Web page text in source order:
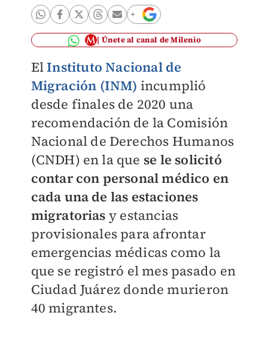
Únete al canal de Milenio
ElInstituto Nacional de
Migración (INM) incumplió
desde finales de 2020 una
recomendación de la Comisión
Nacional de Derechos Humanos
(CNDH) en la que se le solicitó
contar con personal médico en
cada una de las estaciones
migratorias y estancias
provisionales para afrontar
emergencias médicas como la
que se registró el mes pasado en
Ciudad Juárez donde murieron
40 migrantes.